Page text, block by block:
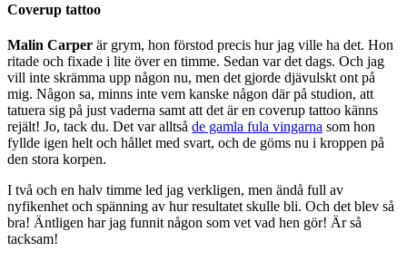
Coverup tattoo
Malin Carper är grym, hon förstod precis hur jag ville ha det. Hon
ritade och fixade i lite över en timme. Sedan var det dags. Och jag
vill inte skrämma upp någon nu, men det gjorde djävulskt ont på
mig. Någon sa, minns inte vem kanske någon där på studion, att
tatuera sig på just vaderna samt att det är en coverup tattoo känns
rejält! Jo, tack du. Det var alltså de gamla fula vingarna som hon
fyllde igen helt och hållet med svart, och de göms nu i kroppen på
den stora korpen.
I två och en halv timme led jag verkligen, men ändå full av
nyfikenhet och spänning av hur resultatet skulle bli. Och det blev så
bra! Äntligen har jag funnit någon som vet vad hen gör! Är så
tacksam!